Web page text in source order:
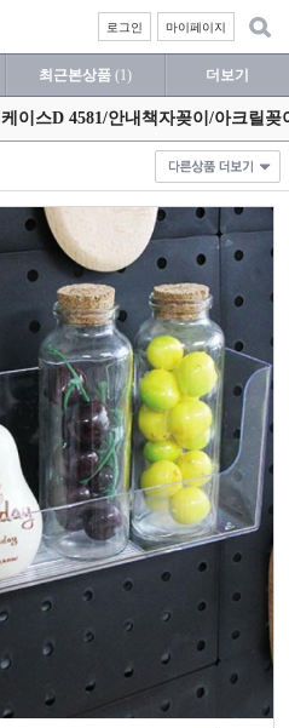
마이페이지
로그인
최근본상품 (1) 더보기
이스D 4581/안내책자꽂이/아크릴